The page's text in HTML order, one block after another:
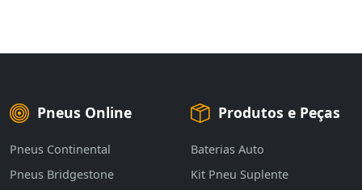
Pneus Online
Pneus Continental
Pneus Bridgestone
Produtos e Peças
Baterias Auto
Kit Pneu Suplente